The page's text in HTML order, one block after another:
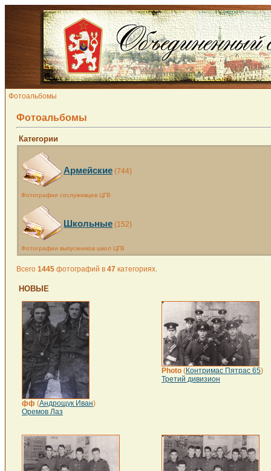
Фотоальбомы
Фотоальбомы
Категории
Армейские (744)
Фотографии сослуживцев ЦГВ
Школьные (152)
Фотографии выпускников школ ЦГВ
Всего 1445 фотографий в 47 категориях.
НОВЫЕ
фф (Андрощук Иван)
Оремов Лаз
Photo (Контримас Пятрас 65)
Третий дивизион